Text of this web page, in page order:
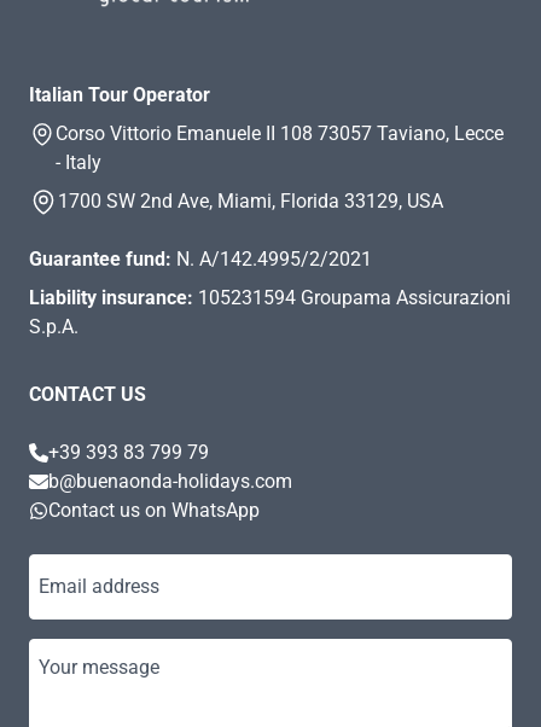
Italian Tour Operator
Corso Vittorio Emanuele II 108 73057 Taviano, Lecce
- Italy
1700 SW 2nd Ave, Miami, Florida 33129, USA
Guarantee fund: N. A/142.4995/2/2021
Liability insurance: 105231594 Groupama Assicurazioni
S.p.A.
CONTACT US
+39 393 83 799 79
b@buenaonda-holidays.com
Contact us on WhatsApp
Email address
Your message